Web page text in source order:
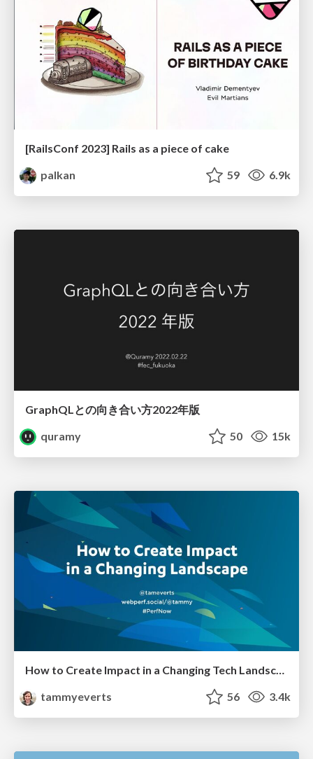
[RailsConf 2023] Rails as a piece of cake
palkan
59 6.9k
GraphQLとの向き合い方2022年版
quramy
50 15k
How to Create Impact in a Changing Tech Landscape [PerfNow 2023]
tammyeverts
56 3.4k